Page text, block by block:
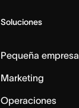
Soluciones
Pequeña empresa
Marketing
Operaciones